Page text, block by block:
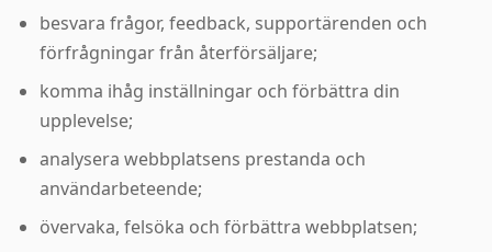
besvara frågor, feedback, supportärenden och
förfrågningar från återförsäljare;
komma ihåg inställningar och förbättra din
upplevelse;
analysera webbplatsens prestanda och
användarbeteende;
övervaka, felsöka och förbättra webbplatsen;